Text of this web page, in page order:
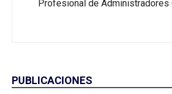
Profesional de Administradores
PUBLICACIONES